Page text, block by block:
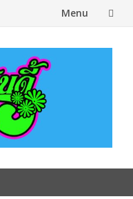
Menu